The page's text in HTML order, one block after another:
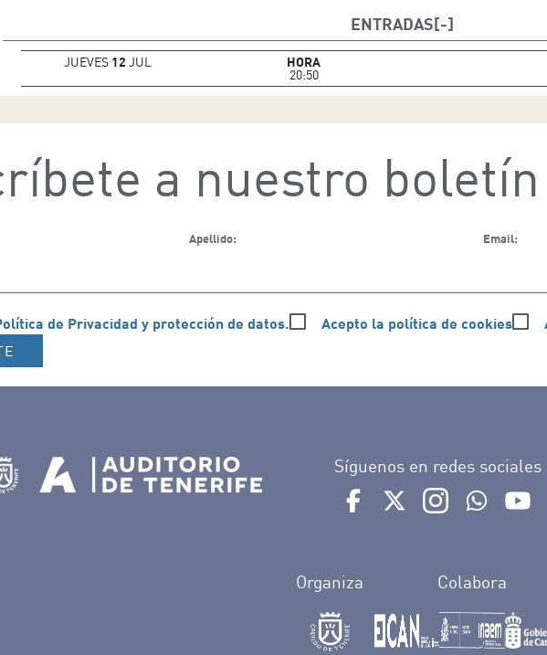
ENTRADAS
JUEVES 12 JUL
HORA
20:50
a nuestro boletín
Apellido: Email:
de Privacidad y protección de datos. Acepto la política de cookies
Síguenos en redes sociales
Ir a perfil de Auditorio de
Ir a perfil deIr a perfil de
Ir al
Organiza Colabora